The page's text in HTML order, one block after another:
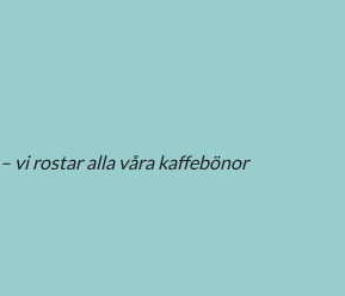
vi rostar alla våra kaffebönor